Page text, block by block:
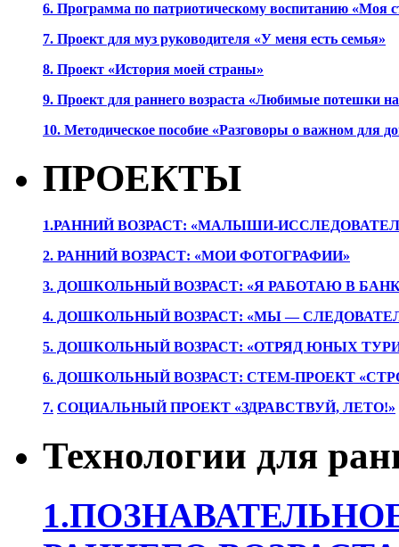
6. Программа по патриотическому воспитанию «Моя
7. Проект для муз руководителя «У меня есть семья»
8. Проект «История моей страны»
9. Проект для раннего возраста «Любимые потешки
10. Методическое пособие «Разговоры о важном для
ПРОЕКТЫ
1.РАННИЙ ВОЗРАСТ: «МАЛЫШИ-
2. РАННИЙ ВОЗРАСТ: «МОИ ФОТОГРАФИИ»
3. ДОШКОЛЬНЫЙ ВОЗРАСТ: «Я РАБОТАЮ В
4. ДОШКОЛЬНЫЙ ВОЗРАСТ: «МЫ —
5. ДОШКОЛЬНЫЙ ВОЗРАСТ: «ОТРЯД ЮНЫХ
6. ДОШКОЛЬНЫЙ ВОЗРАСТ: СТЕМ-ПРОЕКТ
7. СОЦИАЛЬНЫЙ ПРОЕКТ «ЗДРАВСТВУЙ, ЛЕТО!»
Технологии для